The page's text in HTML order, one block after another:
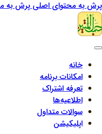
پرش به محتوای اصلیپرش به
خانه
امکانات برنامه
تعرفه اشتراک
اطلاعیه‌ها
سوالات متداول
اپلیکیشن